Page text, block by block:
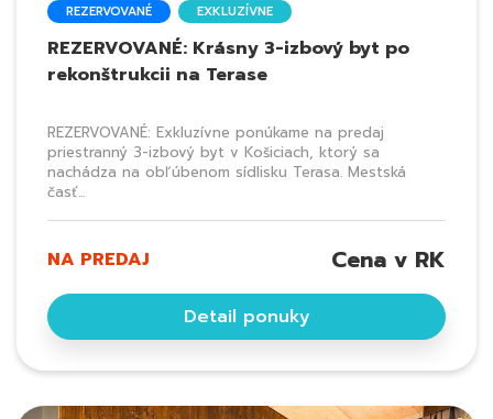
REZERVOVANÉ EXKLUZÍVNE
REZERVOVANÉ: Krásny 3-izbový byt po
rekonštrukcii na Terase
REZERVOVANÉ: Exkluzívne ponúkame na predaj
priestranný 3-izbový byt v Košiciach, ktorý sa
nachádza na obľúbenom sídlisku Terasa. Mestská
časť...
NA PREDAJ Cena v RK
Detail ponuky